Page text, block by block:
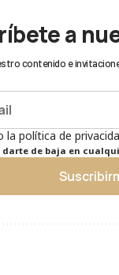
a
contenido e
la política de
darte de baja en